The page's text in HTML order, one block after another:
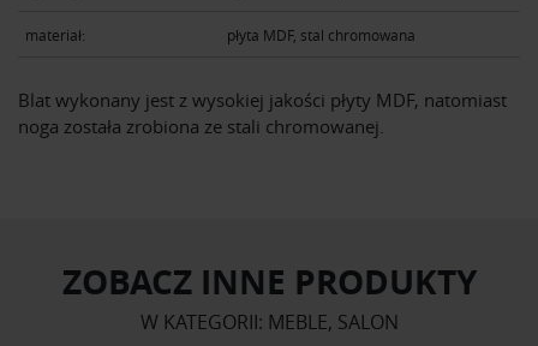
materiał: płyta MDF, stal chromowana
Blat wykonany jest z wysokiej jakości płyty MDF, natomiast
noga została zrobiona ze stali chromowanej.
ZOBACZ INNE PRODUKTY
W KATEGORII: MEBLE, SALON